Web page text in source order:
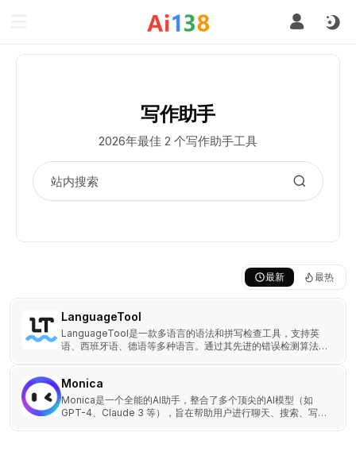
写作助手
2026年最佳 2 个写作助手工具
最新 最热
LanguageTool
LanguageTool是一款多语言的语法和拼写检查工具，支持英
语、西班牙语、德语等多种语言。通过其先进的错误检测算法，
Monica
Monica是一个全能的AI助手，整合了多个顶尖的AI模型（如
GPT-4、Claude 3 等），旨在帮助用户进行聊天、搜索、写